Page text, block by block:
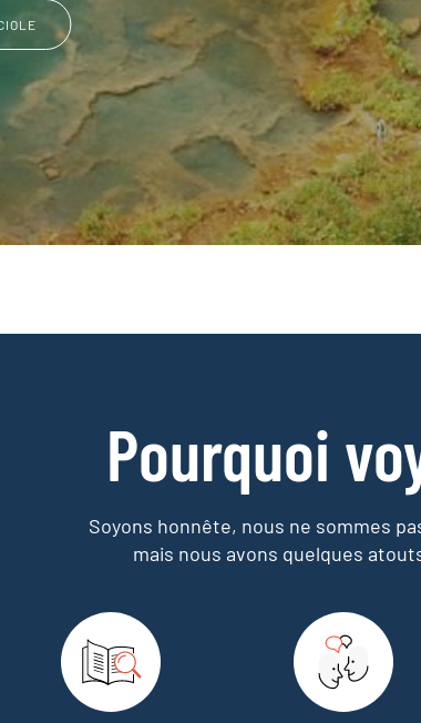
Pourquoi
Soyons honnête, nous ne sommes
mais nous avons quelques